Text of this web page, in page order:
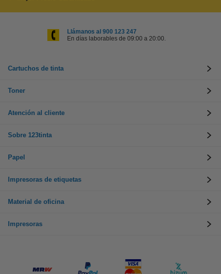
Llámanos al 900 123 247
En días laborables de 09:00 a 20:00.
Cartuchos de tinta
Toner
Atención al cliente
Sobre 123tinta
Papel
Impresoras de etiquetas
Material de oficina
Impresoras